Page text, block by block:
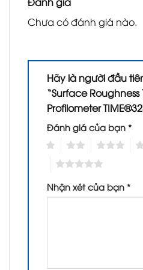
Chưa có đánh giá nào.
Hãy là người đầu
“Surface Roughness
Profilometer
Đánh giá của bạn *
Nhận xét của bạn *